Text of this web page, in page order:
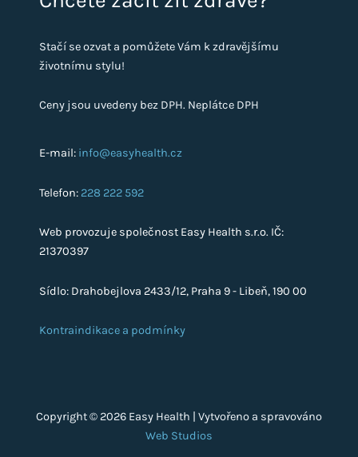
Stačí se ozvat a pomůžete Vám k zdravějšímu
životnímu stylu!
Ceny jsou uvedeny bez DPH. Neplátce DPH
E-mail: info@easyhealth.cz
Telefon: 228 222 592
Web provozuje společnost Easy Health s.r.o. IČ:
21370397
Sídlo: Drahobejlova 2433/12, Praha 9 - Libeň, 190 00
Kontraindikace a podmínky
Copyright © 2026 Easy Health | Vytvořeno a spravováno
Web Studios